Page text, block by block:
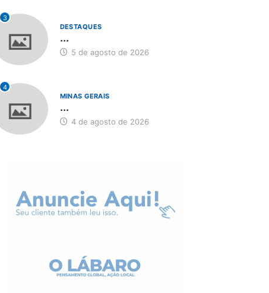
3
DESTAQUES
...
5 de agosto de 2026
4
MINAS GERAIS
...
4 de agosto de 2026